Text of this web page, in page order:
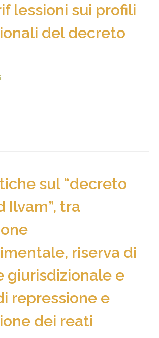
lessioni sui profili
del decreto
sul “decreto
Ilvam”, tra
riserva di
giurisdizionale e
repressione e
dei reati